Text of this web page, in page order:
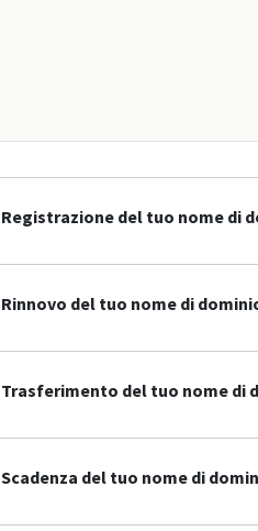
Registrazione del tuo nome di
Rinnovo del tuo nome di
Trasferimento del tuo nome di
Scadenza del tuo nome di